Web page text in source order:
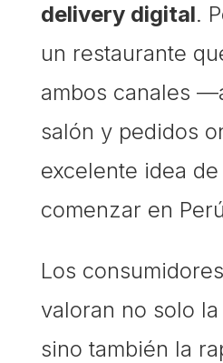
delivery digital.
un restaurante
ambos canales
salón y pedidos
excelente idea
comenzar en
Los
valoran no solo
sino también la